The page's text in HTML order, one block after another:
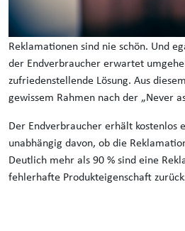
Reklamationen sind nie schön. Und
der Endverbraucher erwartet
zufriedenstellende Lösung. Aus
gewissem Rahmen nach der „Never
Der Endverbraucher erhält kostenlos
unabhängig davon, ob die
Deutlich mehr als 90 % sind eine
fehlerhafte Produkteigenschaft